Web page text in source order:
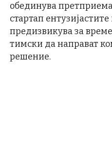
обединува
стартап
предизвикува за
тимски да направат
решение.